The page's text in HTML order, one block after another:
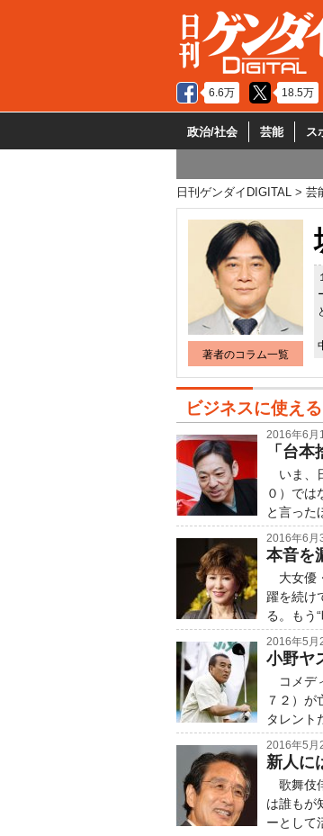
6.6万 18.5万
政治/社会 芸能 ス
日刊ゲンダイDIGITAL 芸
著者のコラム一覧
ビジネスに使え
2016年6月
「台
いま、
０）では
と言った
2016年6月
本音を
大女優
躍を続け
る。もう
2016年5月
小野ヤ
コメデ
７２）
タレント
2016年5月
新人に
歌舞伎
は誰もが
ーとして